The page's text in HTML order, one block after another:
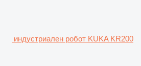
индустриален робот KUKA KR200